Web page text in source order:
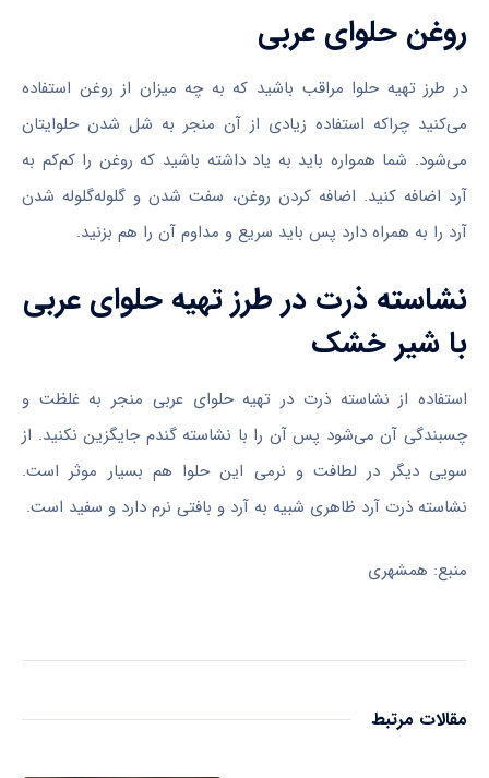
روغن حلوای عربی
در طرز تهیه حلوا مراقب باشید که به چه میزان از روغن استفاده
می‌کنید چراکه استفاده زیادی از آن منجر به شل شدن حلوایتان
می‌شود. شما همواره باید به یاد داشته باشید که روغن را کم‌کم به
آرد اضافه کنید. اضافه کردن روغن، سفت شدن و گلوله‌گلوله شدن
آرد را به همراه دارد پس باید سریع و مداوم آن را هم بزنید.
نشاسته ذرت در طرز تهیه حلوای عربی
با شیر خشک
استفاده از نشاسته ذرت در تهیه حلوای عربی منجر به غلظت و
چسبندگی آن می‌شود پس آن را با نشاسته گندم جایگزین نکنید. از
سویی دیگر در لطافت و نرمی این حلوا هم بسیار موثر است.
نشاسته ذرت آرد ظاهری شبیه به آرد و بافتی نرم دارد و سفید است.
منبع: همشهری
مقالات مرتبط